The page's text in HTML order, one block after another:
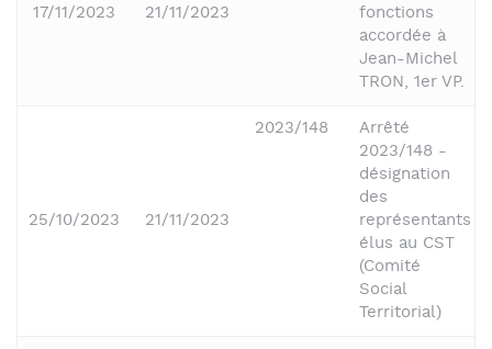
17/11/2023 21/11/2023
fonctions
accordée à
Jean-Michel
TRON, 1er VP.
25/10/2023 21/11/2023
2023/148
Arrêté
2023/148 -
désignation
des
représentants
élus au CST
(Comité
Social
Territorial)